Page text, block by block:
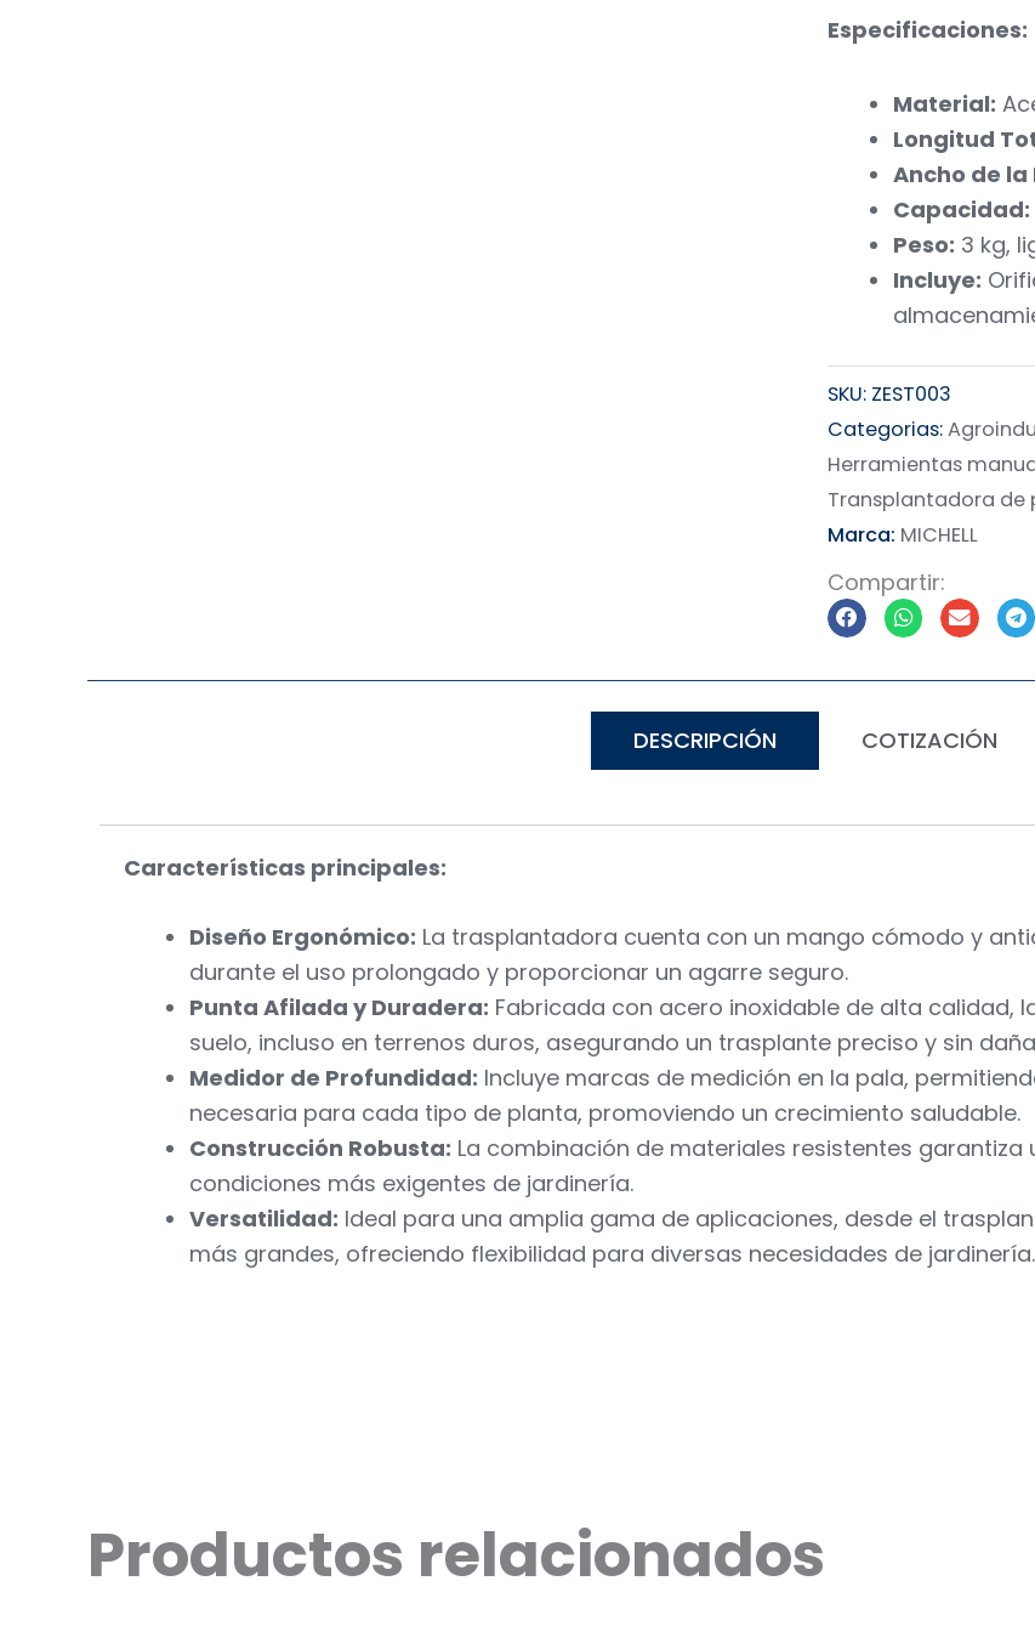
Especificaciones:
Material:
Longitud
Ancho de la
Capacidad:
Peso: 3 kg,
Incluye:
SKU: ZEST003
Categorias:
Herramientas
Transplantadora de
Marca: MICHELL
Compartir:
DESCRIPCIÓN COTIZACIÓN
Características principales:
Diseño Ergonómico: La trasplantadora cuenta con un mango cómodo y
durante el uso prolongado y proporcionar un agarre seguro.
Punta Afilada y Duradera: Fabricada con acero inoxidable de alta calidad,
suelo, incluso en terrenos duros, asegurando un trasplante preciso y sin
Medidor de Profundidad: Incluye marcas de medición en la pala,
necesaria para cada tipo de planta, promoviendo un crecimiento saludable.
Construcción Robusta: La combinación de materiales resistentes
condiciones más exigentes de jardinería.
Versatilidad: Ideal para una amplia gama de aplicaciones, desde el
más grandes, ofreciendo flexibilidad para diversas necesidades de jardinería.
Productos relacionados